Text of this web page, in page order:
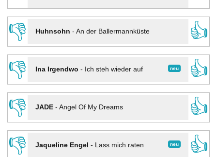
👎
Huhnsohn - An der Ballermannküste
👍
👎
neu
Ina Irgendwo - Ich steh wieder auf
👍
👎
JADE- Angel Of My Dreams
👍
👎
neu
Jaqueline Engel - Lass mich raten
👍